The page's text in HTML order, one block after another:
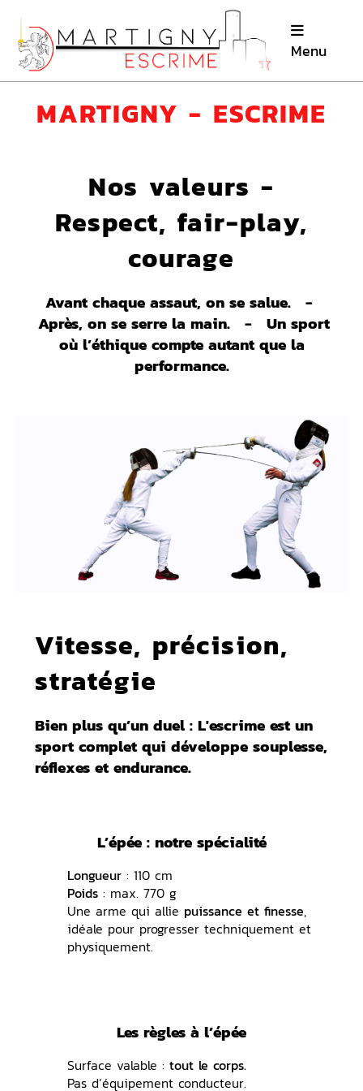
Menu
MARTIGNY - ESCRIME
Nos valeurs -
Respect, fair-play,
courage
Avant chaque assaut, on se salue. -
Après, on se serre la main. - Un sport
où l’éthique compte autant que la
performance.
Vitesse, précision,
stratégie
Bien plus qu’un duel : L'escrime est un
sport complet qui développe souplesse,
réflexes et endurance.
L’épée : notre spécialité
Longueur : 110 cm
Poids : max. 770 g
Une arme qui allie puissance et finesse,
idéale pour progresser techniquement et
physiquement.
Les règles à l’épée
Surface valable : tout le corps.
Pas d’équipement conducteur.